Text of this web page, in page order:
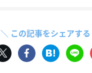
＼ この記事をシェアす